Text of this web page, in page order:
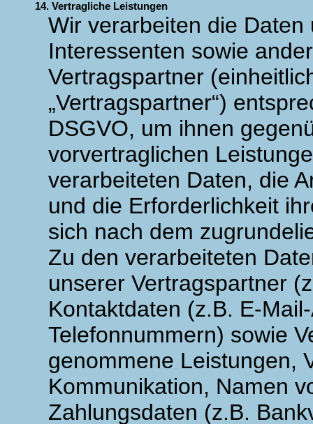
14. Vertragliche Leistungen
Wir verarbeiten die
Interessenten sowie
Vertragspartner
„Vertragspartner“)
DSGVO, um ihnen
vorvertraglichen
verarbeiteten Daten, die
und die Erforderlichkeit
sich nach dem
Zu den verarbeiteten
unserer Vertragspartner
Kontaktdaten (z.B. E-
Telefonnummern) sowie
genommene Leistungen,
Kommunikation, Namen
Zahlungsdaten (z.B.